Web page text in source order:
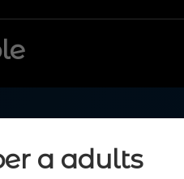
a adults